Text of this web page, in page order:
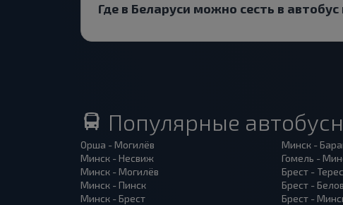
Где в Беларуси можно сесть в
Популярные
Орша - Могилёв
Минск - Несвиж
Минск - Могилёв
Минск - Пинск
Минск - Брест
Минск -
Гомель -
Брест -
Брест -
Брест -